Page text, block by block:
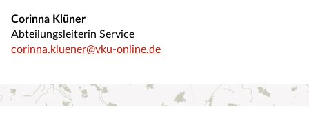
Corinna Klüner
Abteilungsleiterin Service
corinna.kluener@vku-online.de